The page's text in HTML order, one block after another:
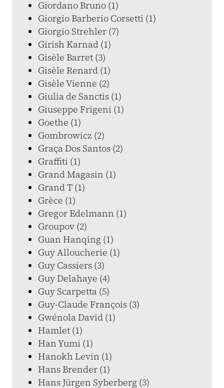
Giordano Bruno (1)
Giorgio Barberio Corsetti (1)
Giorgio Strehler (7)
Girish Karnad (1)
Gisèle Barret (3)
Gisèle Renard (1)
Gisèle Vienne (2)
Giulia de Sanctis (1)
Giuseppe Frigeni (1)
Goethe (1)
Gombrowicz (2)
Graça Dos Santos (2)
Graffiti (1)
Grand Magasin (1)
Grand T (1)
Grèce (1)
Gregor Edelmann (1)
Groupov (2)
Guan Hanqing (1)
Guy Alloucherie (1)
Guy Cassiers (3)
Guy Delahaye (4)
Guy Scarpetta (5)
Guy-Claude François (3)
Gwénola David (1)
Hamlet (1)
Han Yumi (1)
Hanokh Levin (1)
Hans Brender (1)
Hans Jürgen Syberberg (3)